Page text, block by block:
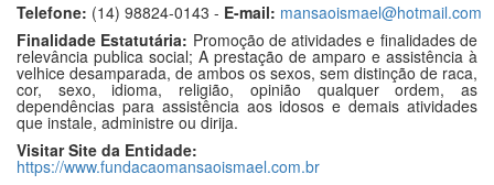
Telefone: (14) 98824-0143 - E-mail: mansaoismael@hotmail.com
Finalidade Estatutária: Promoção de atividades e finalidades de
relevância publica social; A prestação de amparo e assistência à
velhice desamparada, de ambos os sexos, sem distinção de raca,
cor, sexo, idioma, religião, opinião qualquer ordem, as
dependências para assistência aos idosos e demais atividades
que instale, administre ou dirija.
Visitar Site da Entidade:
https://www.fundacaomansaoismael.com.br